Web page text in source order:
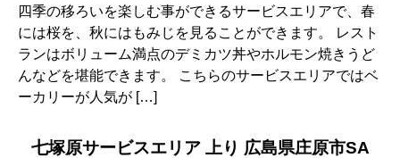
四季の移ろいを楽しむ事ができるサービスエリアで、春
には桜を、秋にはもみじを見ることができます。 レスト
ランはボリューム満点のデミカツ丼やホルモン焼きうど
んなどを堪能できます。 こちらのサービスエリアではベ
ーカリーが人気が […]
七塚原サービスエリア 上り 広島県庄原市SA